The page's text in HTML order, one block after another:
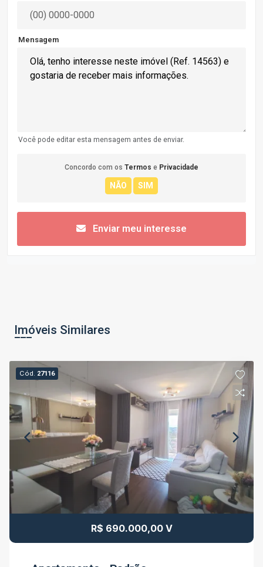
Mensagem
Você pode editar esta mensagem antes de enviar.
Concordo com os Termos e Privacidade
Enviar meu interesse
Imóveis Similares
Cód. 27116
R$ 690.000,00 V